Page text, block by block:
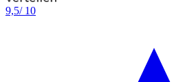
9,5/ 10